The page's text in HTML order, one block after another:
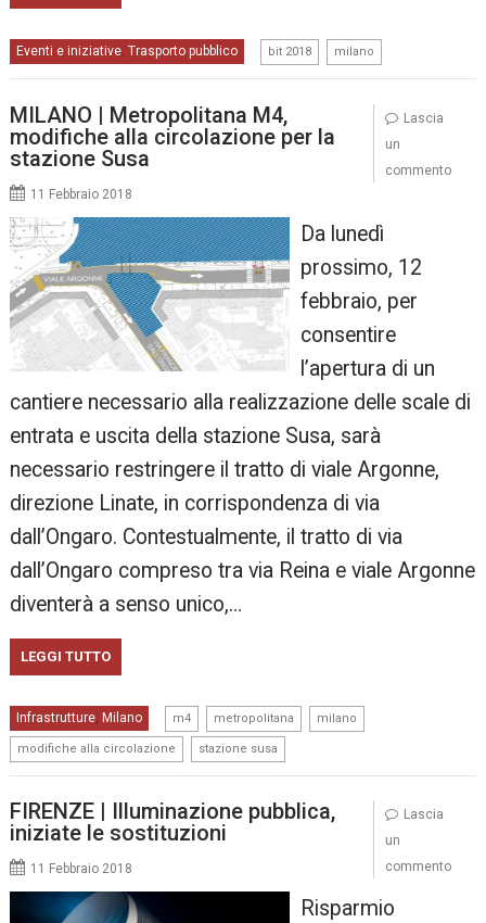
Eventi e iniziative, Trasporto pubblico bit 2018 milano
MILANO | Metropolitana M4,
modifiche alla circolazione per la
stazione Susa
11 Febbraio 2018
Da lunedì
prossimo, 12
febbraio, per
consentire
l’apertura di un
cantiere necessario alla realizzazione delle scale di
entrata e uscita della stazione Susa, sarà
necessario restringere il tratto di viale Argonne,
direzione Linate, in corrispondenza di via
dall’Ongaro. Contestualmente, il tratto di via
dall’Ongaro compreso tra via Reina e viale Argonne
diventerà a senso unico,…
LEGGI TUTTO
Infrastrutture, Milano m4 metropolitana milano
modifiche alla circolazione stazione susa
Lascia
un
commento
FIRENZE | Illuminazione pubblica,
iniziate le sostituzioni
11 Febbraio 2018
Risparmio
Lascia
un
commento